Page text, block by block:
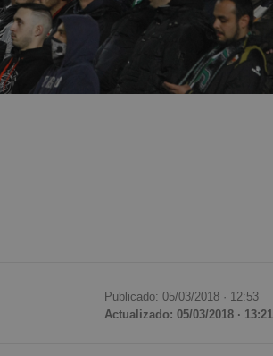
Publicado: 05/03/2018 · 12:53
Actualizado: 05/03/2018 · 13:21